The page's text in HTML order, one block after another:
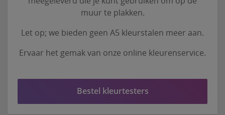
muur te plakken.
Let op; we bieden geen A5 kleurstalen meer aan.
Ervaar het gemak van onze online kleurenservice.
Bestel kleurtesters